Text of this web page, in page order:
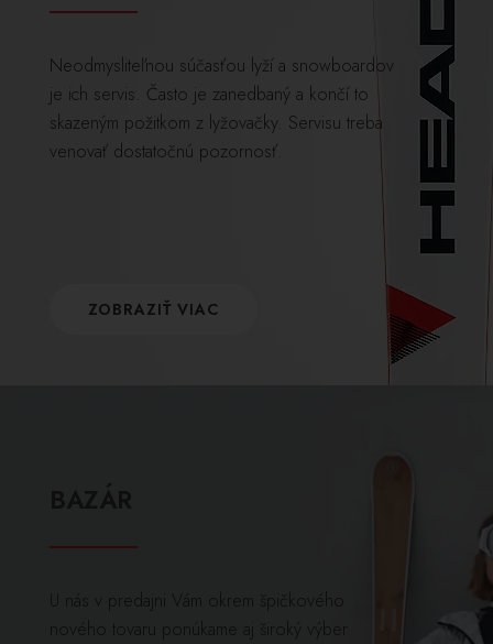
Neodmysliteľnou súčasťou lyží a snowboardov
je ich servis. Často je zanedbaný a končí to
skazeným požitkom z lyžovačky. Servisu treba
venovať dostatočnú pozornosť.
ZOBRAZIŤ VIAC
U nás v predajni Vám okrem špičkového
nového tovaru ponúkame aj široký výber